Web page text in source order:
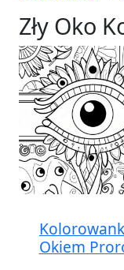
Zły Oko
Okiem